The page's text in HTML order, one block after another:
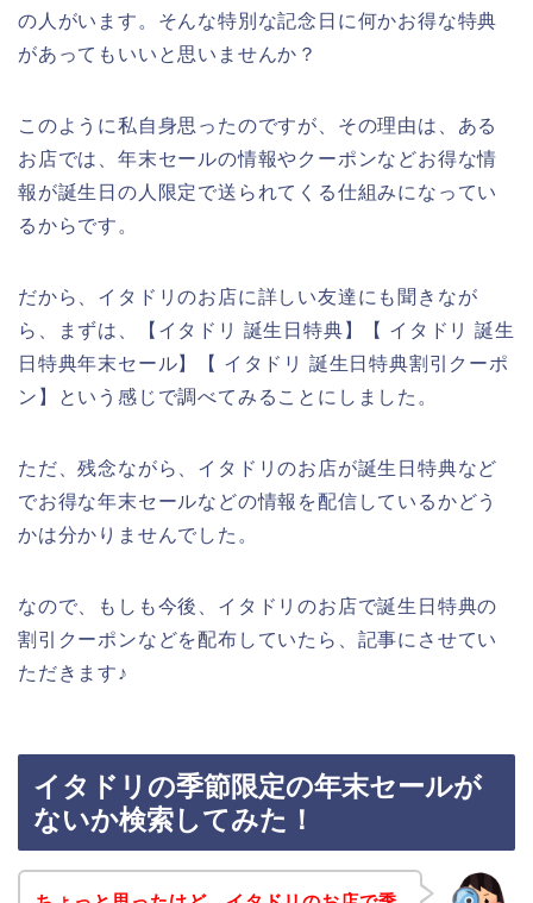
の人がいます。そんな特別な記念日に何かお得な特典
があってもいいと思いませんか？
このように私自身思ったのですが、その理由は、ある
お店では、年末セールの情報やクーポンなどお得な情
報が誕生日の人限定で送られてくる仕組みになってい
るからです。
だから、イタドリのお店に詳しい友達にも聞きなが
ら、まずは、【イタドリ 誕生日特典】【 イタドリ 誕生
日特典年末セール】【 イタドリ 誕生日特典割引クーポ
ン】という感じで調べてみることにしました。
ただ、残念ながら、イタドリのお店が誕生日特典など
でお得な年末セールなどの情報を配信しているかどう
かは分かりませんでした。
なので、もしも今後、イタドリのお店で誕生日特典の
割引クーポンなどを配布していたら、記事にさせてい
ただきます♪
イタドリの季節限定の年末セールが
ないか検索してみた！